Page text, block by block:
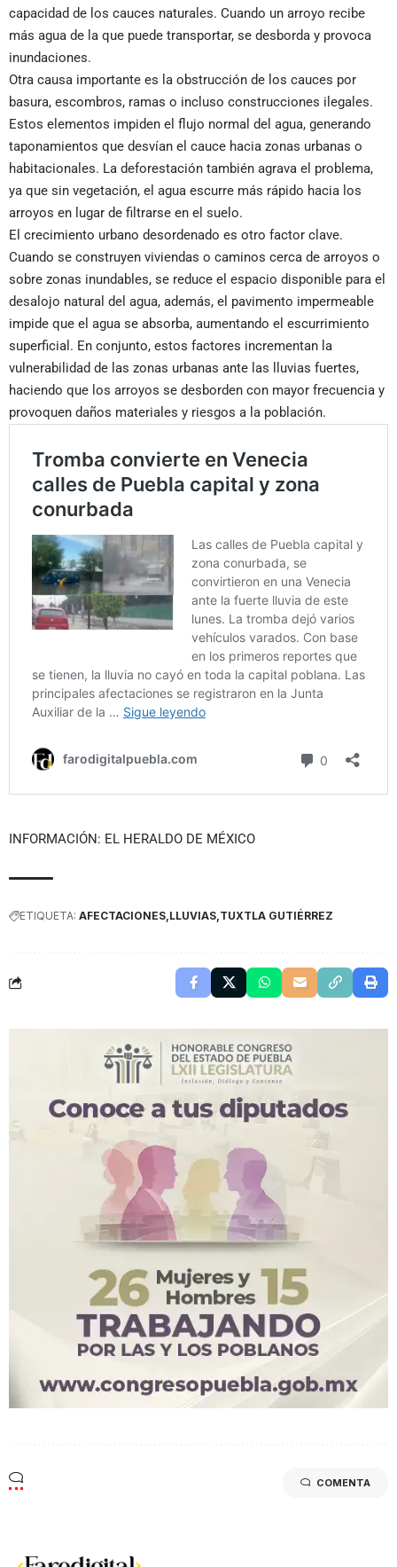
capacidad de los cauces naturales. Cuando un arroyo recibe
más agua de la que puede transportar, se desborda y provoca
inundaciones.
Otra causa importante es la obstrucción de los cauces por
basura, escombros, ramas o incluso construcciones ilegales.
Estos elementos impiden el flujo normal del agua, generando
taponamientos que desvían el cauce hacia zonas urbanas o
habitacionales. La deforestación también agrava el problema,
ya que sin vegetación, el agua escurre más rápido hacia los
arroyos en lugar de filtrarse en el suelo.
El crecimiento urbano desordenado es otro factor clave.
Cuando se construyen viviendas o caminos cerca de arroyos o
sobre zonas inundables, se reduce el espacio disponible para el
desalojo natural del agua, además, el pavimento impermeable
impide que el agua se absorba, aumentando el escurrimiento
superficial. En conjunto, estos factores incrementan la
vulnerabilidad de las zonas urbanas ante las lluvias fuertes,
haciendo que los arroyos se desborden con mayor frecuencia y
provoquen daños materiales y riesgos a la población.
INFORMACIÓN: EL HERALDO DE MÉXICO
ETIQUETA: AFECTACIONES LLUVIAS TUXTLA GUTIÉRREZ
COMENTA